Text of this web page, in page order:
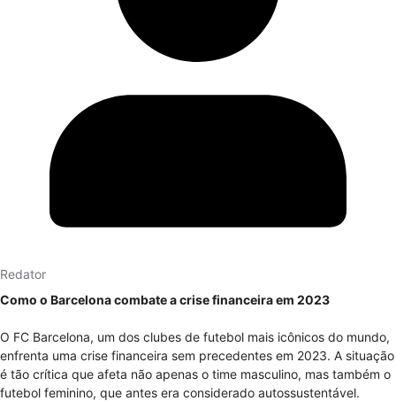
Redator
Como o Barcelona combate a crise financeira em 2023
O FC Barcelona, um dos clubes de futebol mais icônicos do mundo,
enfrenta uma crise financeira sem precedentes em 2023. A situação
é tão crítica que afeta não apenas o time masculino, mas também o
futebol feminino, que antes era considerado autossustentável.